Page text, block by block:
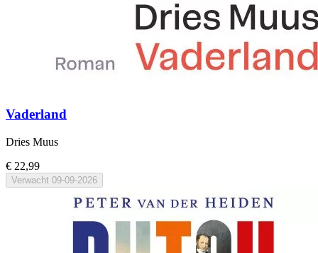
Vaderland
Dries Muus
€ 22,99
Verwacht 09-09-2026